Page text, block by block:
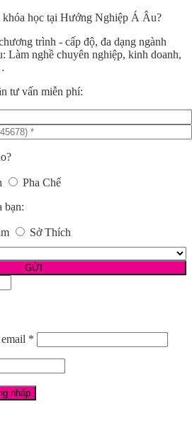
khóa học tại Hướng Nghiệp Á Âu?
trình - cấp độ, đa dạng ngành
Làm nghề chuyên nghiệp, kinh doanh,
tư vấn miễn phí:
Pha Chế
bạn:
Sở Thích
*
nhập